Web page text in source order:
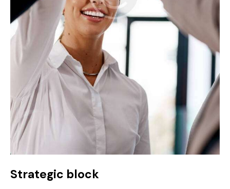
Strategic block